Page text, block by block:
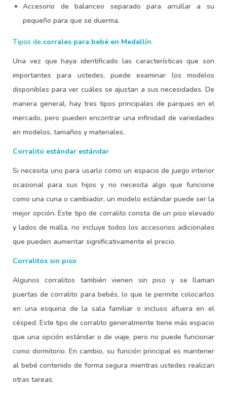
Accesorio de balanceo separado para arrullar a su
pequeño para que se duerma.
Tipos de corrales para bebé en Medellín
Una vez que haya identificado las características que son
importantes para ustedes, puede examinar los modelos
disponibles para ver cuáles se ajustan a sus necesidades. De
manera general, hay tres tipos principales de parques en el
mercado, pero pueden encontrar una infinidad de variedades
en modelos, tamaños y materiales.
Corralito estándar estándar
Si necesita uno para usarlo como un espacio de juego interior
ocasional para sus hijos y no necesita algo que funcione
como una cuna o cambiador, un modelo estándar puede ser la
mejor opción. Este tipo de corralito consta de un piso elevado
y lados de malla, no incluye todos los accesorios adicionales
que pueden aumentar significativamente el precio.
Corralitos sin piso
Algunos corralitos también vienen sin piso y se llaman
puertas de corralito para bebés, lo que le permite colocarlos
en una esquina de la sala familiar o incluso afuera en el
césped. Este tipo de corralito generalmente tiene más espacio
que una opción estándar o de viaje, pero no puede funcionar
como dormitorio. En cambio, su función principal es mantener
al bebé contenido de forma segura mientras ustedes realizan
otras tareas.